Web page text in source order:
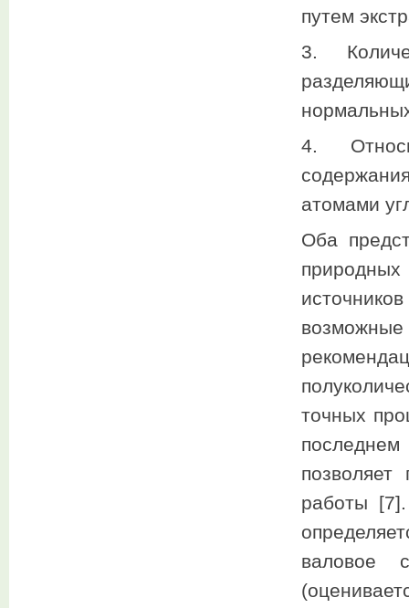
путем
3.
4.
атомами
Оба
точных
работы
валовое